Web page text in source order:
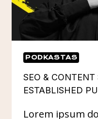
PODKASTAS
SEO & CONTENT
ESTABLISHED
Lorem ipsum